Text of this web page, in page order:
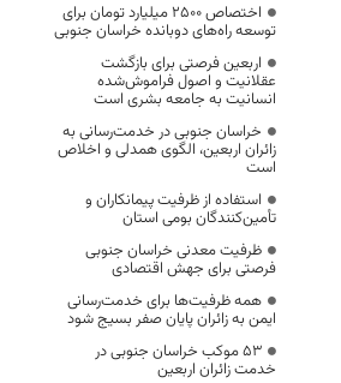
اختصاص 2500 میلیارد تومان برای
توسعه راه‌های دوبانده خراسان جنوبی
اربعین فرصتی برای بازگشت
عقلانیت و اصول فراموش‌شده
انسانیت به جامعه بشری است
خراسان جنوبی در خدمت‌رسانی به
زائران اربعین، الگوی همدلی و اخلاص
است
استفاده از ظرفیت پیمانکاران و
تأمین‌کنندگان بومی استان
ظرفیت معدنی خراسان جنوبی
فرصتی برای جهش اقتصادی
همه ظرفیت‌ها برای خدمت‌رسانی
ایمن به زائران پایان صفر بسیج شود
53 موکب خراسان جنوبی در
خدمت زائران اربعین